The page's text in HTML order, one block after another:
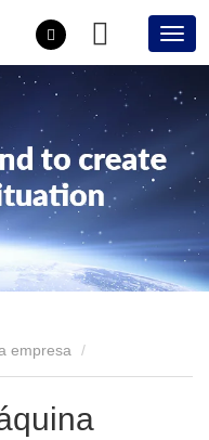
empresa
avanzada de borde